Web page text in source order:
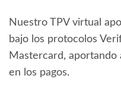
Nuestro TPV virtual
bajo los protocolos
Mastercard,
en los pagos.